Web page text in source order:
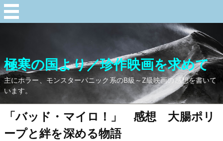
極寒の国より／珍作映画を求めて
主にホラー、モンスターパニック系のB級～Z級映画の感想を書いて
います。
「バッド・マイロ！」 感想 大腸ポリ
ープと絆を深める物語